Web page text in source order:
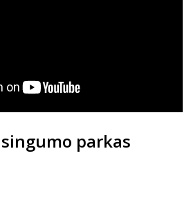
parkas